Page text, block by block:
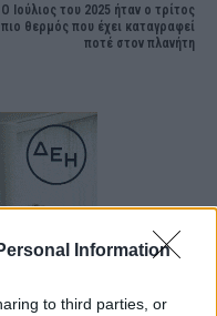
Information
to third parties, or
O Ιούλιος του 2025 ήταν ο τρίτος
πιο θερμός που έχει καταγραφεί
ποτέ στον πλανήτη